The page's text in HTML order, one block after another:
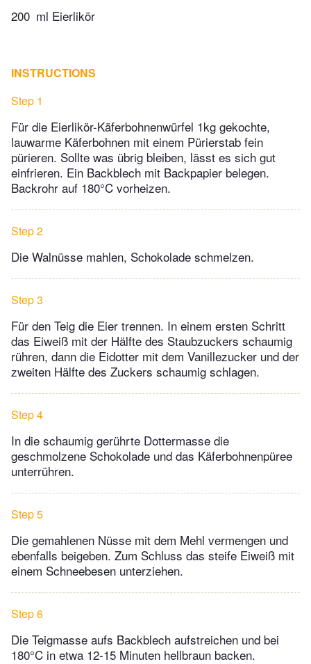
200 ml Eierlikör
INSTRUCTIONS
Step 1
Für die Eierlikör-Käferbohnenwürfel 1kg gekochte,
lauwarme Käferbohnen mit einem Pürierstab fein
pürieren. Sollte was übrig bleiben, lässt es sich gut
einfrieren. Ein Backblech mit Backpapier belegen.
Backrohr auf 180°C vorheizen.
Step 2
Die Walnüsse mahlen, Schokolade schmelzen.
Step 3
Für den Teig die Eier trennen. In einem ersten Schritt
das Eiweiß mit der Hälfte des Staubzuckers schaumig
rühren, dann die Eidotter mit dem Vanillezucker und der
zweiten Hälfte des Zuckers schaumig schlagen.
Step 4
In die schaumig gerührte Dottermasse die
geschmolzene Schokolade und das Käferbohnenpüree
unterrühren.
Step 5
Die gemahlenen Nüsse mit dem Mehl vermengen und
ebenfalls beigeben. Zum Schluss das steife Eiweiß mit
einem Schneebesen unterziehen.
Step 6
Die Teigmasse aufs Backblech aufstreichen und bei
180°C in etwa 12-15 Minuten hellbraun backen.